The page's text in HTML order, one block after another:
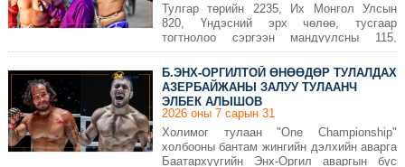
Тулгар төрийн 2235, Их Монгол Улсын
820, Үндэсний эрх чөлөө, тусгаар
тогтнолоо сэргээн мандуулсны 115,
Ардын хувьсгалын 105, Ардчилсан
хувьсгалын 36 жилийн ой, Үндэсний их
баяр наадам өнгөрөв. Уг наадамд Улсын
арслан Б.Орхонбаяр түрүүлж, Улсын заан
Б.Бат-Өлзий үзүүрлэсэн.
Б.ЭНХ-ОРГИЛТОЙ ӨНӨӨДӨР ТУЛАЛДАХ
АЗЕРБАЙЖАНЫ ЗАЛУУ ТУЛААНЧ
ЭЛБЕК АЛЫШОВ
2026 оны 7 сарын 31
Холимог тулаан "One Championship"
холбооны бантам жингийн дэлхийн аварга
Баатархүүгийн Энх-Оргил аваргын бүс